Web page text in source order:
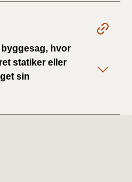
hvor
statiker eller
sin